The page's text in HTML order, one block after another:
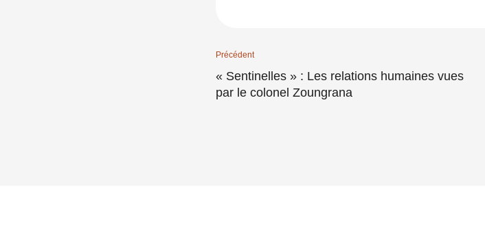
Précédent
« Sentinelles » : Les relations humaines vues
par le colonel Zoungrana